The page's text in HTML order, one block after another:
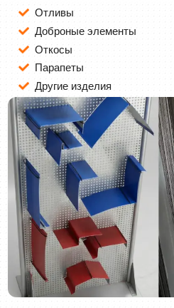
Отливы
Доброные элементы
Откосы
Парапеты
Другие изделия